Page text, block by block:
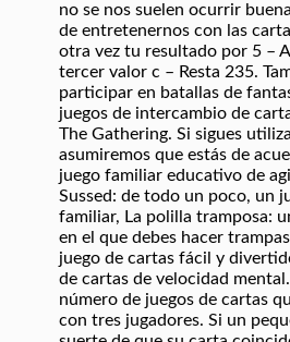
no se nos suelen ocurrir
de entretenernos con las
otra vez tu resultado por 5 –
tercer valor c – Resta 235.
participar en batallas de
juegos de intercambio de
The Gathering. Si sigues
asumiremos que estás de
juego familiar educativo de
Sussed: de todo un poco, un
familiar, La polilla tramposa:
en el que debes hacer
juego de cartas fácil y
de cartas de velocidad
número de juegos de cartas
con tres jugadores. Si un